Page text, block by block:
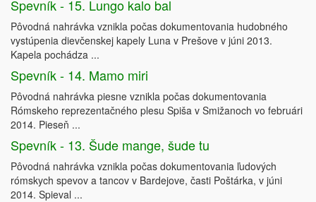
Spevník - 15. Lungo kalo bal
Pôvodná nahrávka vznikla počas dokumentovania hudobného
vystúpenia dievčenskej kapely Luna v Prešove v júni 2013.
Kapela pochádza ...
Spevník - 14. Mamo miri
Pôvodná nahrávka piesne vznikla počas dokumentovania
Rómskeho reprezentačného plesu Spiša v Smižanoch vo februári
2014. Pieseň ...
Spevník - 13. Šude mange, šude tu
Pôvodná nahrávka vznikla počas dokumentovania ľudových
rómskych spevov a tancov v Bardejove, časti Poštárka, v júni
2014. Spieval ...